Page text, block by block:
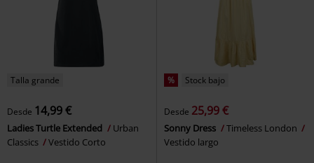
Talla grande
Desde 14,99 €
Ladies Turtle Extended
Urban
Classics
Vestido Corto
% Stock bajo
Desde 25,99 €
Sonny Dress
Timeless London
Vestido largo